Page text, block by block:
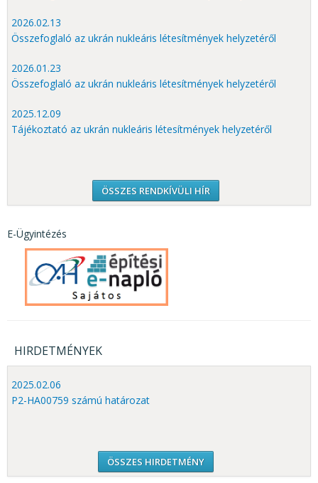
2026.02.13
Összefoglaló az ukrán nukleáris létesítmények helyzetéről
2026.01.23
Összefoglaló az ukrán nukleáris létesítmények helyzetéről
2025.12.09
Tájékoztató az ukrán nukleáris létesítmények helyzetéről
ÖSSZES RENDKÍVÜLI HÍR
E-Ügyintézés
HIRDETMÉNYEK
2025.02.06
P2-HA00759 számú határozat
ÖSSZES HIRDETMÉNY